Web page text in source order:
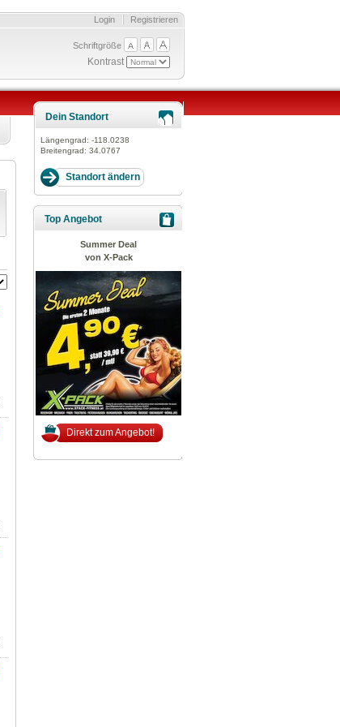
Registrieren
Login
Schriftgröße
Kontrast
Dein Standort
Längengrad: -118.0238
Breitengrad: 34.0767
Top Angebot
Summer Deal
von X-Pack
Direkt zum Angebot!